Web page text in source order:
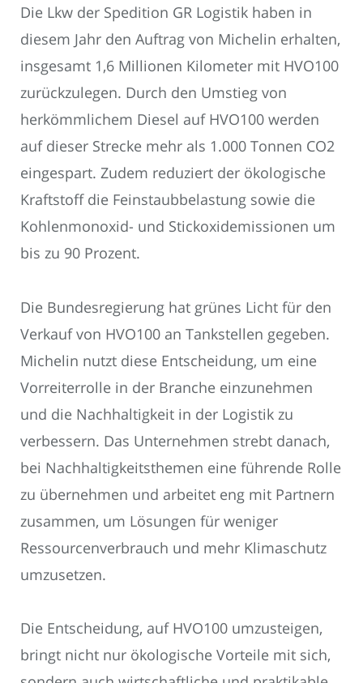
Die Lkw der Spedition GR Logistik haben in
diesem Jahr den Auftrag von Michelin erhalten,
insgesamt 1,6 Millionen Kilometer mit HVO100
zurückzulegen. Durch den Umstieg von
herkömmlichem Diesel auf HVO100 werden
auf dieser Strecke mehr als 1.000 Tonnen CO2
eingespart. Zudem reduziert der ökologische
Kraftstoff die Feinstaubbelastung sowie die
Kohlenmonoxid- und Stickoxidemissionen um
bis zu 90 Prozent.
Die Bundesregierung hat grünes Licht für den
Verkauf von HVO100 an Tankstellen gegeben.
Michelin nutzt diese Entscheidung, um eine
Vorreiterrolle in der Branche einzunehmen
und die Nachhaltigkeit in der Logistik zu
verbessern. Das Unternehmen strebt danach,
bei Nachhaltigkeitsthemen eine führende Rolle
zu übernehmen und arbeitet eng mit Partnern
zusammen, um Lösungen für weniger
Ressourcenverbrauch und mehr Klimaschutz
umzusetzen.
Die Entscheidung, auf HVO100 umzusteigen,
bringt nicht nur ökologische Vorteile mit sich,